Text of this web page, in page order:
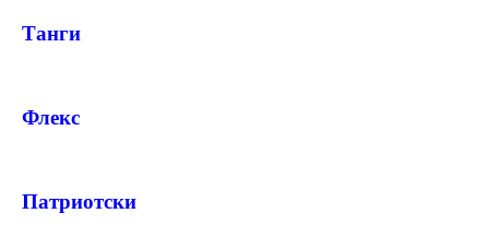
Танги
Флекс
Патриотски